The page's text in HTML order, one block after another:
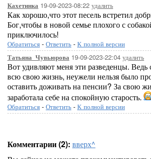
Кахетинка 19-09-2023-08:22 удалить
Как хорошо,что этот песель встретил
Бог,чтобы в новой семье плохого с
приключилось!
Обратиться - Ответить - К полной версии
Татьяна_Чувьюрова 19-09-2023-22:04 удалить
Вот удивляют меня эти разведенцы. Ведь
всю свою жизнь, неужели нельзя было
оставить доживать на пенсии? За свою
заработала себе на спокойную старость.
Обратиться - Ответить - К полной версии
Комментарии (2): вверх^